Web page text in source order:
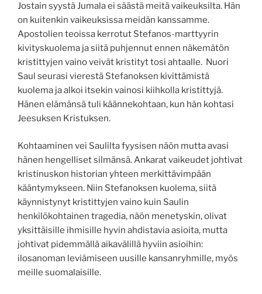
Jostain syystä Jumala ei säästä meitä vaikeuksilta. Hän
on kuitenkin vaikeuksissa meidän kanssamme.
Apostolien teoissa kerrotut Stefanos-marttyyrin
kivityskuolema ja siitä puhjennut ennen näkemätön
kristittyjen vaino veivät kristityt tosi ahtaalle. Nuori
Saul seurasi vierestä Stefanoksen kivittämistä
kuolema ja alkoi itsekin vainosi kiihkolla kristittyjä.
Hänen elämänsä tuli käännekohtaan, kun hän kohtasi
Jeesuksen Kristuksen.
Kohtaaminen vei Saulilta fyysisen näön mutta avasi
hänen hengelliset silmänsä. Ankarat vaikeudet johtivat
kristinuskon historian yhteen merkittävimpään
kääntymykseen. Niin Stefanoksen kuolema, siitä
käynnistynyt kristittyjen vaino kuin Saulin
henkilökohtainen tragedia, näön menetyskin, olivat
yksittäisille ihmisille hyvin ahdistavia asioita, mutta
johtivat pidemmällä aikavälillä hyviin asioihin:
ilosanoman leviämiseen uusille kansanryhmille, myös
meille suomalaisille.